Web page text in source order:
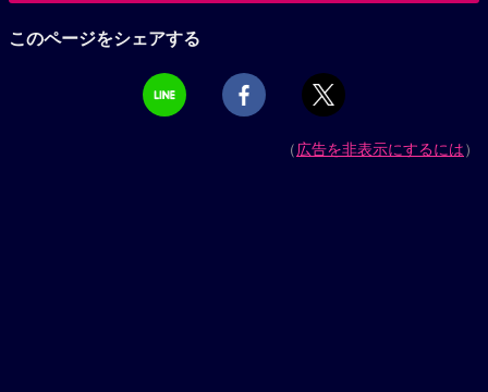
このページをシェアする
（広告を非表示にするには）